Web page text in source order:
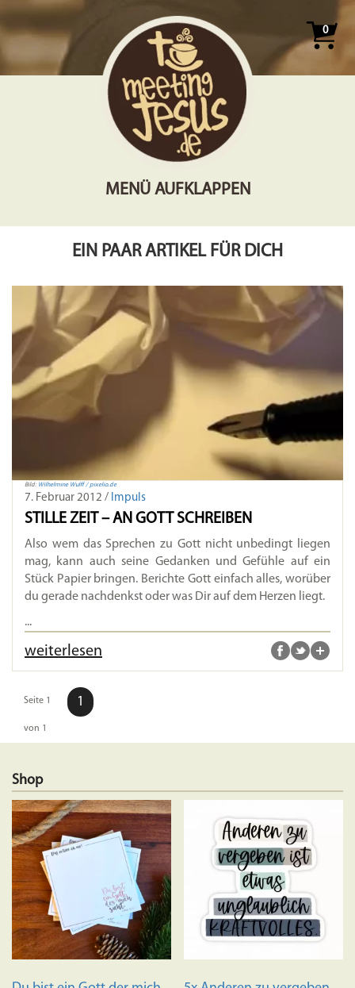
0
MENÜ AUFKLAPPEN
EIN PAAR ARTIKEL FÜR DICH
Bild: Wilhelmine Wulff / pixelio.de
7. Februar 2012 / Impuls
STILLE ZEIT – AN GOTT SCHREIBEN
Also wem das Sprechen zu Gott nicht unbedingt liegen
mag, kann auch seine Gedanken und Gefühle auf ein
Stück Papier bringen. Berichte Gott einfach alles, worüber
du gerade nachdenkst oder was Dir auf dem Herzen liegt.
...
weiterlesen
Seite 1
von 1
1
Shop